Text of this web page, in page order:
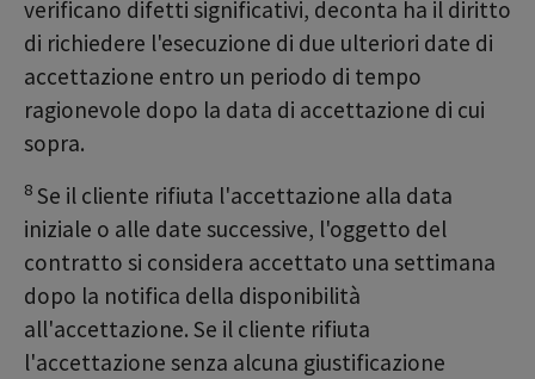
verificano difetti significativi, deconta ha il diritto
di richiedere l'esecuzione di due ulteriori date di
accettazione entro un periodo di tempo
ragionevole dopo la data di accettazione di cui
sopra.
8 Se il cliente rifiuta l'accettazione alla data
iniziale o alle date successive, l'oggetto del
contratto si considera accettato una settimana
dopo la notifica della disponibilità
all'accettazione. Se il cliente rifiuta
l'accettazione senza alcuna giustificazione